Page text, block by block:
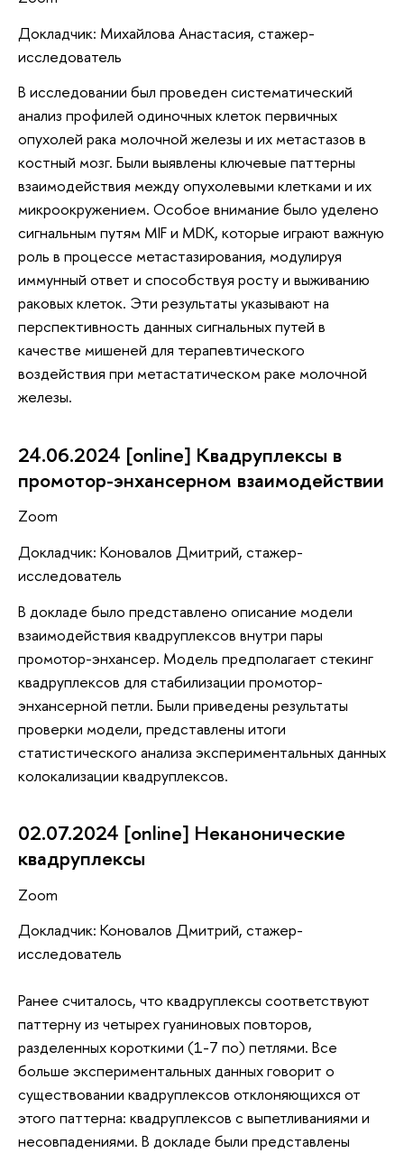
Докладчик: Михайлова Анастасия, стажер-
исследователь
В исследовании был проведен систематический
анализ профилей одиночных клеток первичных
опухолей рака молочной железы и их метастазов в
костный мозг. Были выявлены ключевые паттерны
взаимодействия между опухолевыми клетками и их
микроокружением. Особое внимание было уделено
сигнальным путям MIF и MDK, которые играют важную
роль в процессе метастазирования, модулируя
иммунный ответ и способствуя росту и выживанию
раковых клеток. Эти результаты указывают на
перспективность данных сигнальных путей в
качестве мишеней для терапевтического
воздействия при метастатическом раке молочной
железы.
24.06.2024 [online] Квадруплексы в
промотор-энхансерном взаимодействии
Zoom
Докладчик: Коновалов Дмитрий, стажер-
исследователь
В докладе было представлено описание модели
взаимодействия квадруплексов внутри пары
промотор-энхансер. Модель предполагает стекинг
квадруплексов для стабилизации промотор-
энхансерной петли. Были приведены результаты
проверки модели, представлены итоги
статистического анализа экспериментальных данных
колокализации квадруплексов.
02.07.2024 [online] Неканонические
квадруплексы
Zoom
Докладчик: Коновалов Дмитрий, стажер-
исследователь
Ранее считалось, что квадруплексы соответствуют
паттерну из четырех гуаниновых повторов,
разделенных короткими (1-7 по) петлями. Все
больше экспериментальных данных говорит о
существовании квадруплексов отклоняющихся от
этого паттерна: квадруплексов с выпетливаниями и
несовпадениями. В докладе были представлены